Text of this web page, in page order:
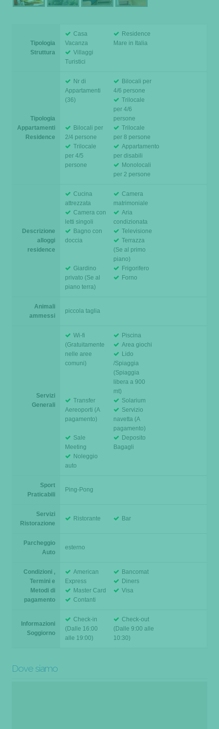
Tipologia
Struttura
Casa
Vacanza
Residence
Mare in Italia
Villaggi
Turistici
Tipologia
Appartamenti
Residence
Nr di
Appartamenti
(36)
Bilocali per
4/6 persone
Trilocale
per 4/6
persone
Bilocali per
2/4 persone
Trilocale
per 8 persone
Trilocale
per 4/5
persone
Appartamento
per disabili
Monolocali
per 2 persone
Descrizione
alloggi
residence
Cucina
attrezzata
Camera
matrimoniale
Camera con
letti singoli
Aria
condizionata
Bagno con
doccia
Televisione
Terrazza
(Se al primo
piano)
Giardino
privato (Se al
piano terra)
Frigorifero
Forno
Animali
ammessi
piccola taglia
Servizi
Generali
Wi-fi
(Gratuitamente
nelle aree
comuni)
Piscina
Area giochi
Lido
/Spiaggia
(Spiaggia
libera a 900
mt)
Transfer
Aereoporti (A
pagamento)
Solarium
Servizio
navetta (A
pagamento)
Sale
Meeting
Deposito
Bagagli
Noleggio
auto
Sport
Praticabili
Ping-Pong
Servizi
Ristorazione
Ristorante Bar
Parcheggio
Auto
esterno
Condizioni ,
Termini e
Metodi di
pagamento
American
Express
Bancomat
Diners
Master Card
Visa
Contanti
Informazioni
Soggiorno
Check-in
(Dalle 16:00
alle 19:00)
Check-out
(Dalle 9:00 alle
10:30)
Dove siamo